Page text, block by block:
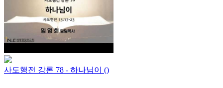
사도행전 강론 78 - 하나님이 ()